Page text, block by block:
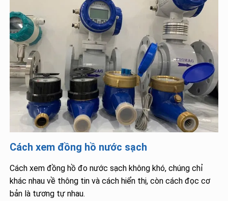
Cách xem đồng hồ nước sạch
Cách xem đồng hồ đo nước sạch không khó, chúng chỉ
khác nhau về thông tin và cách hiển thị, còn cách đọc cơ
bản là tương tự nhau.